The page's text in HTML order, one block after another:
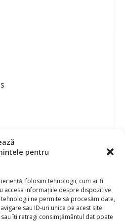
pentru
folosim tehnologii, cum ar fi
accesa informațiile despre dispozitive.
ne permite să procesăm date,
sau ID-uri unice pe acest site.
îți retragi consimțământul dat poate